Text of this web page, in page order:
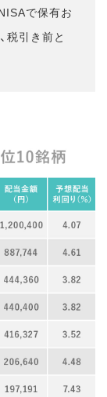
で保有お
税引き前と